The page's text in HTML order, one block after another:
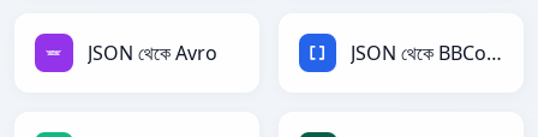
JSON থেকে Avro JSON থেকে BBCode